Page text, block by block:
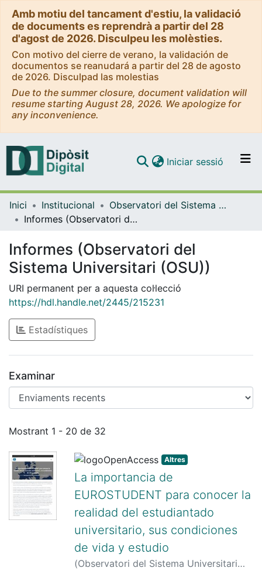
Amb motiu del tancament d'estiu, la validació
de documents es reprendrà a partir del 28
d'agost de 2026. Disculpeu les molèsties.
Con motivo del cierre de verano, la validación de
documentos se reanudará a partir del 28 de agosto
de 2026. Disculpad las molestias
Due to the summer closure, document validation will
resume starting August 28, 2026. We apologize for
any inconvenience.
Navega per tot el DD
Contacte
Iniciar sessió (current)
Inici Institucional
Observatori del Sistema Universitari (OSU)
Informes (Observatori del Sistema Universitari (OSU))
Informes (Observatori del
Sistema Universitari (OSU))
URI permanent per a aquesta col·lecció
https://hdl.handle.net/2445/215231
Estadístiques
Examinar
Enviaments recents
Mostrant 1 - 20 de 32
Altres
La importancia de
EUROSTUDENT para conocer la
realidad del estudiantado
universitario, sus condiciones
de vida y estudio
(Observatori del Sistema Universitari